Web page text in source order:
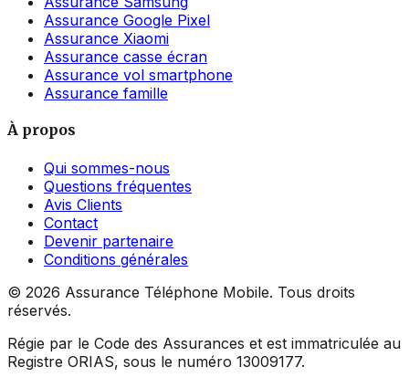
Assurance Google Pixel
Assurance Xiaomi
Assurance casse écran
Assurance vol smartphone
Assurance famille
À propos
Qui sommes-nous
Questions fréquentes
Avis Clients
Contact
Devenir partenaire
Conditions générales
© 2026 Assurance Téléphone Mobile. Tous droits
réservés.
Régie par le Code des Assurances et est immatriculée au
Registre ORIAS, sous le numéro 13009177.